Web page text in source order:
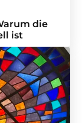
die
ist